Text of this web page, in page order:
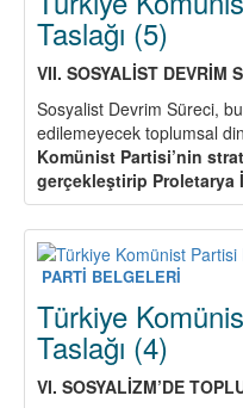
Taslağı (5)
VII. SOSYALİST DEVRİM S
Sosyalist Devrim Süreci,
edilemeyecek toplumsal
Komünist Partisi’nin
gerçekleştirip Proletarya İ
PARTİ BELGELERİ
Türkiye
Taslağı (4)
VI. SOSYALİZM’DE